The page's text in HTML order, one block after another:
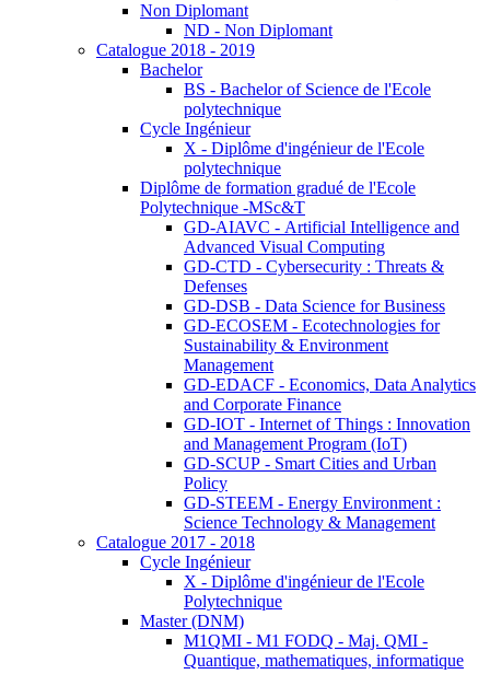
Non Diplomant
ND - Non Diplomant
Catalogue 2018 - 2019
Bachelor
BS - Bachelor of Science de l'Ecole
polytechnique
Cycle Ingénieur
X - Diplôme d'ingénieur de l'Ecole
polytechnique
Diplôme de formation gradué de l'Ecole
Polytechnique -MSc&T
GD-AIAVC - Artificial Intelligence and
Advanced Visual Computing
GD-CTD - Cybersecurity : Threats &
Defenses
GD-DSB - Data Science for Business
GD-ECOSEM - Ecotechnologies for
Sustainability & Environment
Management
GD-EDACF - Economics, Data Analytics
and Corporate Finance
GD-IOT - Internet of Things : Innovation
and Management Program (IoT)
GD-SCUP - Smart Cities and Urban
Policy
GD-STEEM - Energy Environment :
Science Technology & Management
Catalogue 2017 - 2018
Cycle Ingénieur
X - Diplôme d'ingénieur de l'Ecole
Polytechnique
Master (DNM)
M1QMI - M1 FODQ - Maj. QMI -
Quantique, mathematiques, informatique